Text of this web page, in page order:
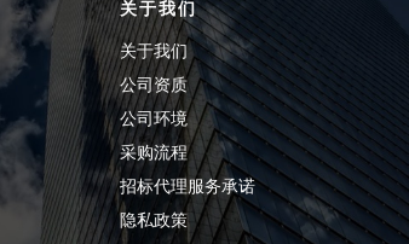
关于我们
关于我们
公司资质
公司环境
采购流程
招标代理服务承诺
隐私政策